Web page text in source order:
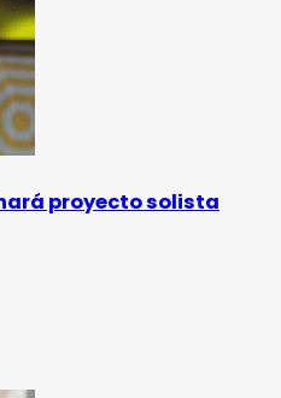
proyecto solista